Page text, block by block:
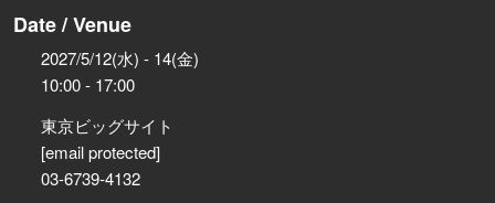
Date / Venue
2027/5/12(水) - 14(金)
10:00 - 17:00
東京ビッグサイト
[email protected]
03-6739-4132